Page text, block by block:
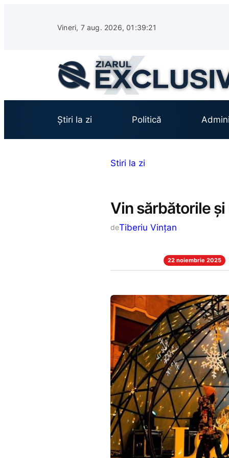
Vineri, 7 aug. 2026, 01:39:22
Știri la zi Politică
Stiri la zi
Vin sărbătorile și
deTiberiu Vințan
22 noiembrie 2025